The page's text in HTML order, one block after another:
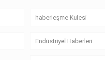
haberleşme Kulesi
Endüstriyel Haberleri